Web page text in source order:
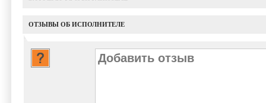
ОТЗЫВЫ ОБ ИСПОЛНИТЕЛЕ